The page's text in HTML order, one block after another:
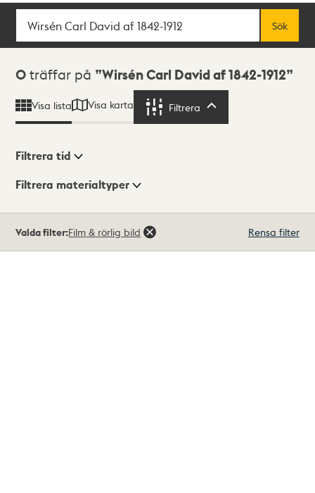
Sök
Sök
Sökresultat
0 träffar på Wirsén Carl David af 1842-1912
Visa lista Visa karta Filtrera
Visningsläge
Filtrera tid
Filtrera materialtyper
träffar
Valda filter:Film & rörlig bild Rensa filter